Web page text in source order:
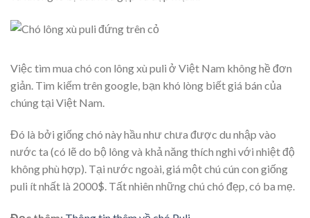
Việc tìm mua chó con lông xù puli ở Việt Nam không hề đơn
giản. Tìm kiếm trên google, bạn khó lòng biết giá bán của
chúng tại Việt Nam.
Đó là bởi giống chó này hầu như chưa được du nhập vào
nước ta (có lẽ do bộ lông và khả năng thích nghi với nhiệt độ
không phù hợp). Tại nước ngoài, giá một chú cún con giống
puli ít nhất là 2000$. Tất nhiên những chú chó đẹp, có ba mẹ.